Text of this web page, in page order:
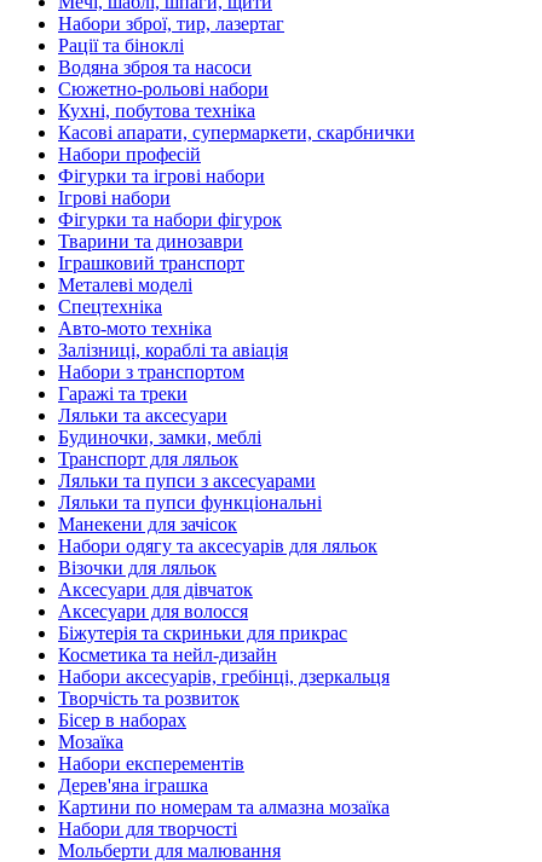
Набори зброї, тир, лазертаг
Рації та біноклі
Водяна зброя та насоси
Сюжетно-рольові набори
Кухні, побутова техніка
Касові апарати, супермаркети, скарбнички
Набори професій
Фігурки та ігрові набори
Ігрові набори
Фігурки та набори фігурок
Тварини та динозаври
Іграшковий транспорт
Металеві моделі
Спецтехніка
Авто-мото техніка
Залізниці, кораблі та авіація
Набори з транспортом
Гаражі та треки
Ляльки та аксесуари
Будиночки, замки, меблі
Транспорт для ляльок
Ляльки та пупси з аксесуарами
Ляльки та пупси функціональні
Манекени для зачісок
Набори одягу та аксесуарів для ляльок
Візочки для ляльок
Аксесуари для дівчаток
Аксесуари для волосся
Біжутерія та скриньки для прикрас
Косметика та нейл-дизайн
Набори аксесуарів, гребінці, дзеркальця
Творчість та розвиток
Бісер в наборах
Мозаїка
Набори експерементів
Дерев'яна іграшка
Картини по номерам та алмазна мозаїка
Набори для творчості
Мольберти для малювання